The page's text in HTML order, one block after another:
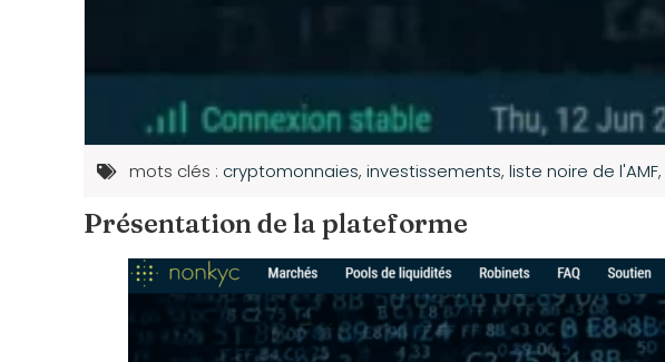
mots clés : cryptomonnaies, investissements, liste noire de l'AMF,
Présentation de la plateforme